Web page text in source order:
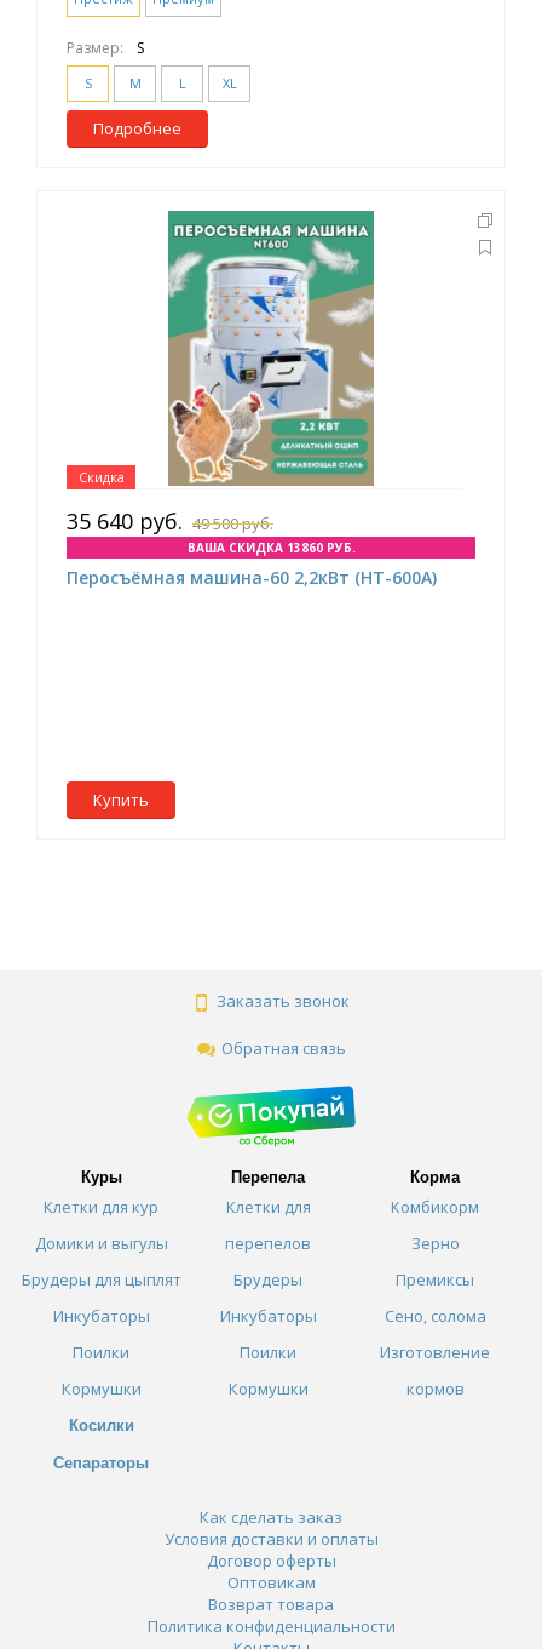
Размер: S
S M L XL
Подробнее
Скидка
35 640 руб. 49 500 руб.
ВАША СКИДКА 13860 РУБ.
Перосъёмная машина-60 2,2кВт (НТ-600A)
Купить
Заказать звонок
Обратная связь
Куры
Клетки для кур
Домики и выгулы
Брудеры для цыплят
Инкубаторы
Поилки
Кормушки
Косилки
Сепараторы
Перепела
Клетки для
перепелов
Брудеры
Инкубаторы
Поилки
Кормушки
Корма
Комбикорм
Зерно
Премиксы
Сено, солома
Изготовление
кормов
Как сделать заказ
Условия доставки и оплаты
Договор оферты
Оптовикам
Возврат товара
Политика конфиденциальности